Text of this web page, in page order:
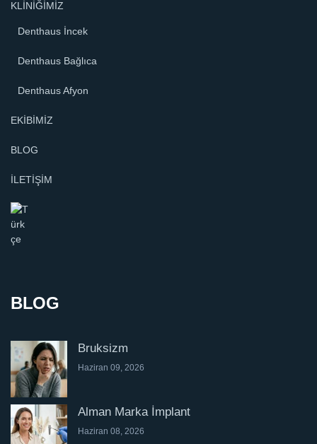
KLİNİĞİMİZ
Denthaus İncek
Denthaus Bağlıca
Denthaus Afyon
EKİBİMİZ
BLOG
İLETİŞİM
BLOG
Bruksizm
Haziran 09, 2026
Alman Marka İmplant
Haziran 08, 2026